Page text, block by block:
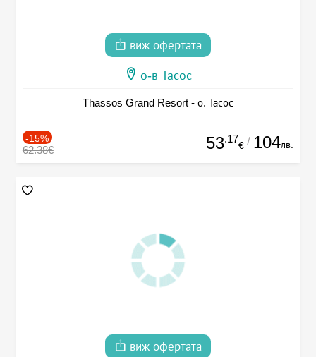
виж офертата
о-в Тасос
Thassos Grand Resort - о. Тасос
-15%
62.38€ 53.17
€ / 104лв.
виж офертата